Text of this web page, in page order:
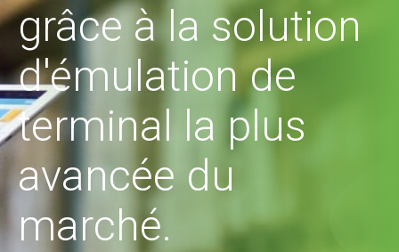
grâce à la solution
d'émulation de
terminal la plus
avancée du
marché.